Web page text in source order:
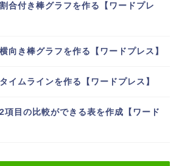
合付き棒グラフを作る【ワードプレ
向き棒グラフを作る【ワードプレス】
イムラインを作る【ワードプレス】
項目の比較ができる表を作成【ワード